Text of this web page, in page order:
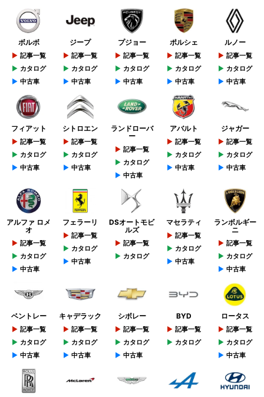
ボルボ
記事一覧
カタログ
中古車
ジープ
記事一覧
カタログ
中古車
プジョー
記事一覧
カタログ
中古車
ポルシェ
記事一覧
カタログ
中古車
ルノー
記事一覧
カタログ
中古車
フィアット
記事一覧
カタログ
中古車
シトロエン
記事一覧
カタログ
中古車
ランドローバ
ー
記事一覧
カタログ
中古車
アバルト
記事一覧
カタログ
中古車
ジャガー
記事一覧
カタログ
中古車
アルファ ロメ
オ
記事一覧
カタログ
中古車
フェラーリ
記事一覧
カタログ
中古車
DSオートモビ
ルズ
記事一覧
カタログ
マセラティ
記事一覧
カタログ
中古車
ランボルギー
ニ
記事一覧
カタログ
中古車
ベントレー
記事一覧
カタログ
中古車
キャデラック
記事一覧
カタログ
中古車
シボレー
記事一覧
カタログ
中古車
BYD
記事一覧
カタログ
ロータス
記事一覧
カタログ
中古車